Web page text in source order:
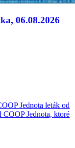
06.08.2026
Jednota leták od
Jednota, ktoré